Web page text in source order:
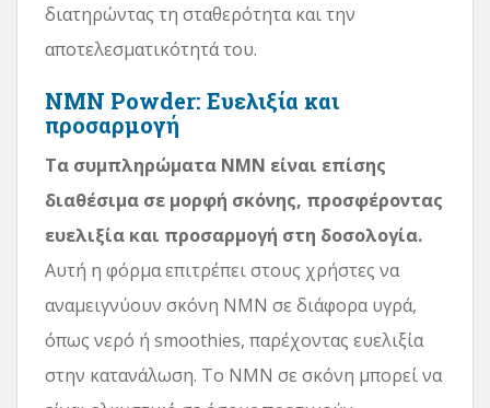
διατηρώντας τη σταθερότητα και την
αποτελεσματικότητά του.
NMN Powder: Ευελιξία και
προσαρμογή
Τα συμπληρώματα NMN είναι επίσης
διαθέσιμα σε μορφή σκόνης, προσφέροντας
ευελιξία και προσαρμογή στη δοσολογία.
Αυτή η φόρμα επιτρέπει στους χρήστες να
αναμειγνύουν σκόνη NMN σε διάφορα υγρά,
όπως νερό ή smoothies, παρέχοντας ευελιξία
στην κατανάλωση. Το NMN σε σκόνη μπορεί να